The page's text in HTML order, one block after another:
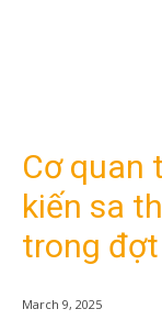
Cơ quan
kiến sa
trong
March 9, 2025